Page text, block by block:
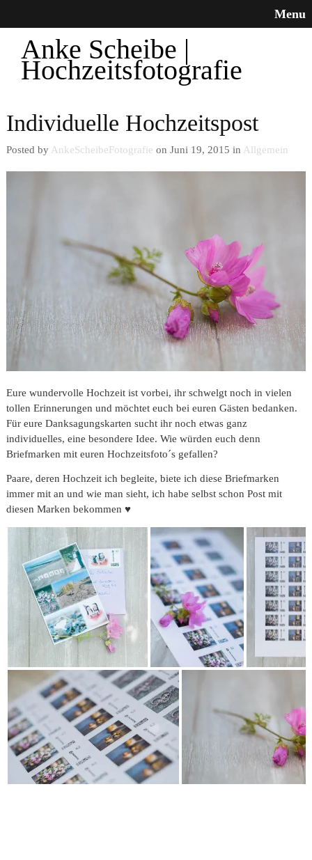
Menu
Anke Scheibe |
Hochzeitsfotografie
Individuelle Hochzeitspost
Posted by AnkeScheibeFotografie on Juni 19, 2015 in Allgemein
Eure wundervolle Hochzeit ist vorbei, ihr schwelgt noch in vielen
tollen Erinnerungen und möchtet euch bei euren Gästen bedanken.
Für eure Danksagungskarten sucht ihr noch etwas ganz
individuelles, eine besondere Idee. Wie würden euch denn
Briefmarken mit euren Hochzeitsfoto´s gefallen?
Paare, deren Hochzeit ich begleite, biete ich diese Briefmarken
immer mit an und wie man sieht, ich habe selbst schon Post mit
diesen Marken bekommen ♥